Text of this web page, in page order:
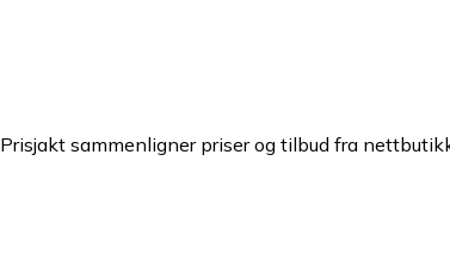
Prisjakt sammenligner priser og tilbud fra